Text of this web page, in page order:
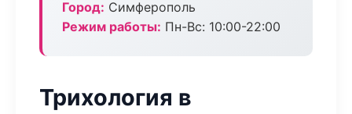
Город: Симферополь
Режим работы: Пн-Вс: 10:00-22:00
Трихология в